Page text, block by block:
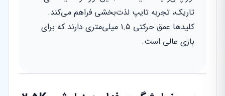
تاریک، تجربه تایپ لذت‌بخشی فراهم می‌کند.
کلیدها عمق حرکتی ۱.۵ میلی‌متری دارند که برای
بازی عالی است.